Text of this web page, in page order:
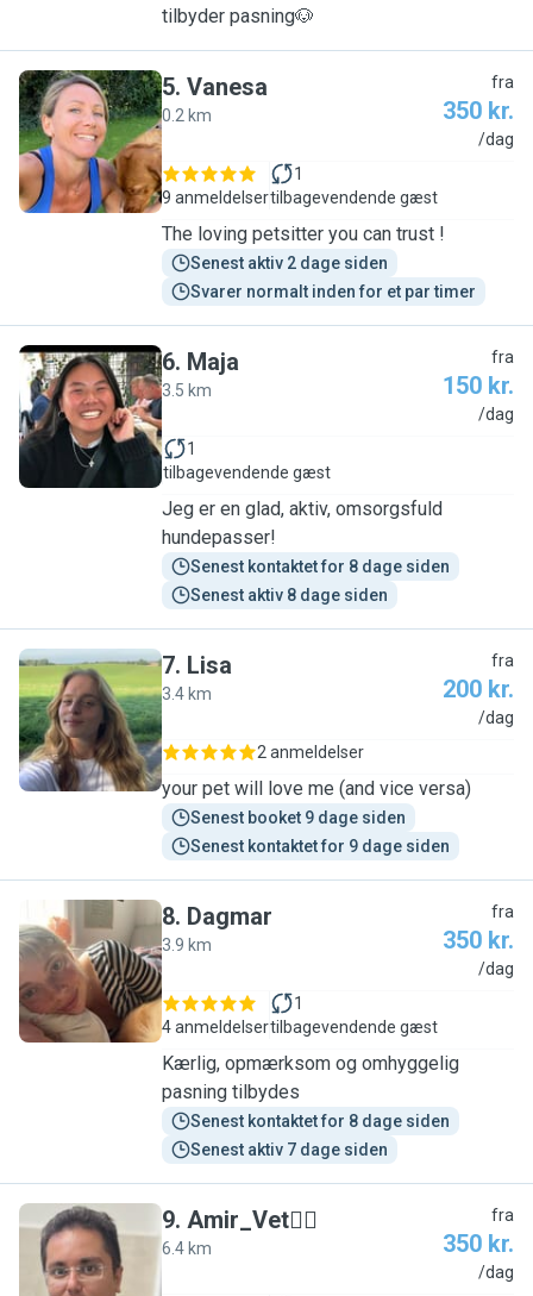
tilbyder pasning🐶
V
5. Vanesa
0.2 km
fra
350 kr.
/dag
9 anmeldelser
1
tilbagevendende gæst
The loving petsitter you can trust !
Senest aktiv 2 dage siden
Svarer normalt inden for et par timer
M
6. Maja
3.5 km
fra
150 kr.
/dag
1
tilbagevendende gæst
Jeg er en glad, aktiv, omsorgsfuld
hundepasser!
Senest kontaktet for 8 dage siden
Senest aktiv 8 dage siden
L
7. Lisa
3.4 km
fra
200 kr.
/dag
2 anmeldelser
your pet will love me (and vice versa)
Senest booket 9 dage siden
Senest kontaktet for 9 dage siden
D
8. Dagmar
3.9 km
fra
350 kr.
/dag
4 anmeldelser
1
tilbagevendende gæst
Kærlig, opmærksom og omhyggelig
pasning tilbydes
Senest kontaktet for 8 dage siden
Senest aktiv 7 dage siden
A
9. Amir_Vet🧑‍⚕️
6.4 km
fra
350 kr.
/dag